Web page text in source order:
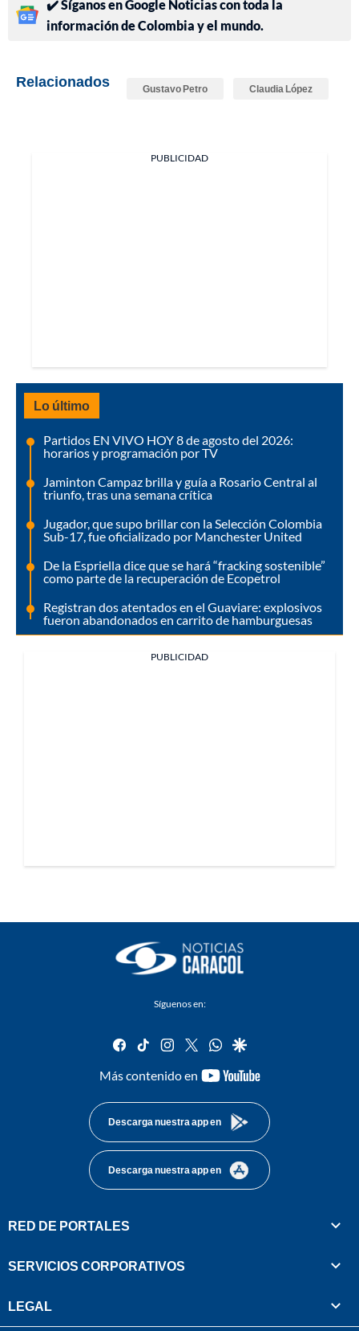
✔️ Síganos en Google Noticias con toda la
información de Colombia y el mundo.
Relacionados Gustavo Petro Claudia López
PUBLICIDAD
Lo último
Partidos EN VIVO HOY 8 de agosto del 2026:
horarios y programación por TV
Jaminton Campaz brilla y guía a Rosario Central al
triunfo, tras una semana crítica
Jugador, que supo brillar con la Selección Colombia
Sub-17, fue oficializado por Manchester United
De la Espriella dice que se hará “fracking sostenible”
como parte de la recuperación de Ecopetrol
Registran dos atentados en el Guaviare: explosivos
fueron abandonados en carrito de hamburguesas
PUBLICIDAD
Síguenos en:
facebook
tiktok instagram
twitterwhatsapp
google
Más contenido en
youtube-
Descarga nuestra app en
Descarga nuestra app en
RED DE PORTALES
SERVICIOS CORPORATIVOS
LEGAL